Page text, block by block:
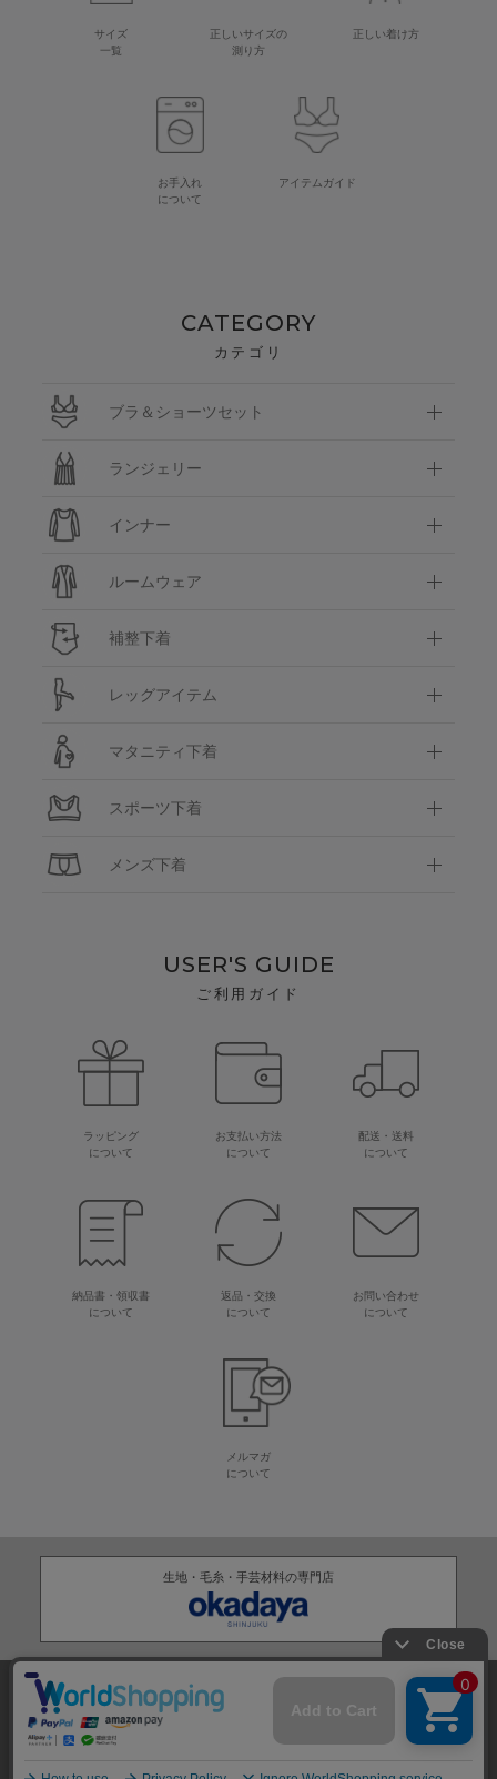
サイズ
一覧
正しいサイズの
測り方
正しい着け方
お手入れ
について
アイテムガイド
CATEGORY
カテゴリ
ブラ＆ショーツセット
ランジェリー
インナー
ルームウェア
補整下着
レッグアイテム
マタニティ下着
スポーツ下着
メンズ下着
USER'S GUIDE
ご利用ガイド
ラッピング
について
お支払い方法
について
配送・送料
について
納品書・領収書
について
返品・交換
について
お問い合わせ
について
メルマガ
について
生地・毛糸・手芸材料の専門店
株式会社オカダヤ
特定商取引法に基づく表記 プライバシーポリシー サイトマップ